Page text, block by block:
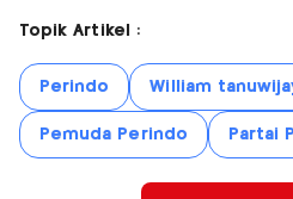
Topik Artikel :
Perindo William
Pemuda Perindo Partai